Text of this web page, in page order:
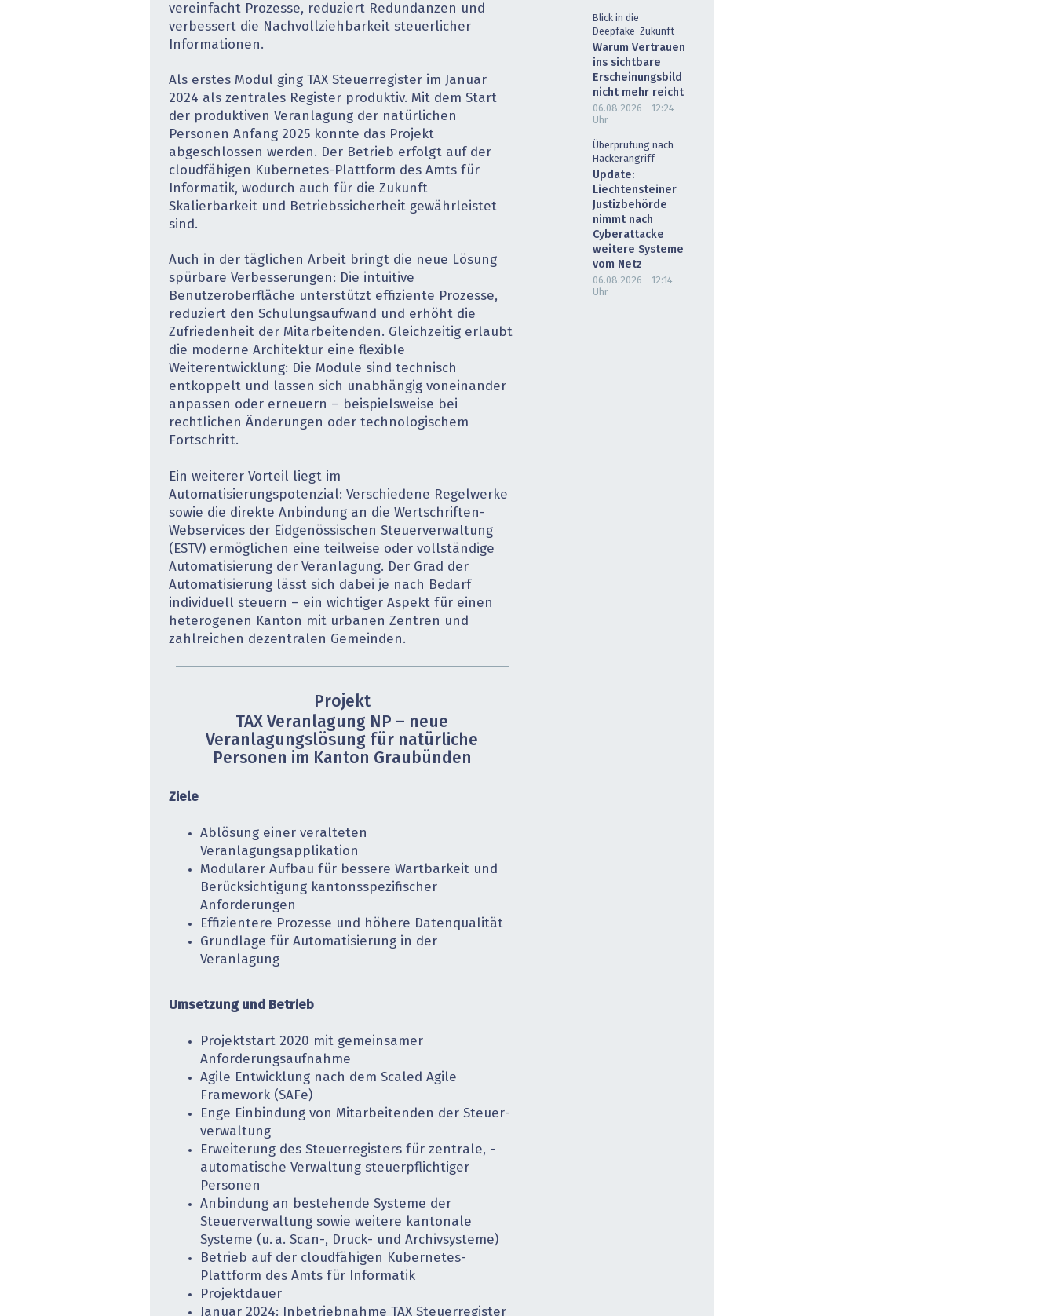
vereinfacht Prozesse, reduziert Redundanzen und
verbessert die Nachvollziehbarkeit steuerlicher
Informationen.
Als erstes Modul ging TAX Steuerregister im Januar
2024 als zentrales Register produktiv. Mit dem Start
der produktiven Veranlagung der natürlichen
Personen Anfang 2025 konnte das Projekt
abgeschlossen werden. Der Betrieb erfolgt auf der
cloudfähigen Kubernetes-Plattform des Amts für
Informatik, wodurch auch für die Zukunft
Skalierbarkeit und Betriebs­sicherheit gewährleistet
sind.
Auch in der täglichen Arbeit bringt die neue Lösung
spürbare Verbesserungen: Die intuitive
Benutzeroberfläche unterstützt effiziente Prozesse,
reduziert den Schulungsaufwand und erhöht die
Zufriedenheit der Mitarbeitenden. Gleichzeitig erlaubt
die moderne Architektur eine flexible
Weiterentwicklung: Die Module sind technisch
entkoppelt und lassen sich unabhängig voneinander
anpassen oder erneuern – beispielsweise bei
rechtlichen Änderungen oder technologischem
Fortschritt.
Ein weiterer Vorteil liegt im
Automatisierungspotenzial: Verschiedene Regelwerke
sowie die direkte Anbindung an die Wertschriften-
Webservices der Eidgenössischen Steuerverwaltung
(ESTV) ermöglichen eine teilweise oder vollständige
Automatisierung der Veranlagung. Der Grad der
Automatisierung lässt sich dabei je nach Bedarf
individuell steuern – ein wichtiger Aspekt für einen
heterogenen Kanton mit urbanen Zentren und
zahlreichen dezentralen Gemeinden.
Projekt
TAX Veranlagung NP – neue
Veranlagungslösung für natürliche
Personen im Kanton Graubünden
Ziele
Ablösung einer veralteten
Veranlagungsapplikation
Modularer Aufbau für bessere Wartbarkeit und
Berücksichtigung kantonsspezifischer
Anforderungen
Effizientere Prozesse und höhere Datenqualität
Grundlage für Automatisierung in der
Veranlagung
Umsetzung und Betrieb
Projektstart 2020 mit gemeinsamer
Anforderungs­aufnahme
Agile Entwicklung nach dem Scaled Agile
Framework (SAFe)
Enge Einbindung von Mitarbeitenden der Steuer­
verwaltung
Erweiterung des Steuerregisters für zentrale, ­
automatische Verwaltung steuerpflichtiger
Personen
Anbindung an bestehende Systeme der
Steuerverwaltung sowie weitere kantonale
Systeme (u. a. Scan-, Druck- und Archivsysteme)
Betrieb auf der cloudfähigen Kubernetes-
Plattform des Amts für Informatik
Projektdauer
Januar 2024: Inbetriebnahme TAX Steuerregister
Blick in die
Deepfake-Zukunft
Warum Vertrauen
ins sichtbare
Erscheinungsbild
nicht mehr reicht
06.08.2026 - 12:24
Uhr
Überprüfung nach
Hackerangriff
Update:
Liechtensteiner
Justizbehörde
nimmt nach
Cyberattacke
weitere Systeme
vom Netz
06.08.2026 - 12:14
Uhr